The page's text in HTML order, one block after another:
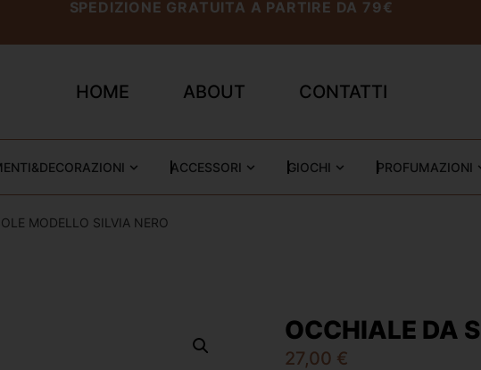
SPEDIZIONE GRATUITA A PARTIRE DA 79€
HOME ABOUT CONTATTI
ACCESSORI GIOCHI PROFUMAZIONI
MODELLO SILVIA NERO
OCCHIALE DA
27,00 €